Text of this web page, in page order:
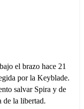
el brazo hace 21
por la Keyblade.
salvar Spira y de
de la libertad.